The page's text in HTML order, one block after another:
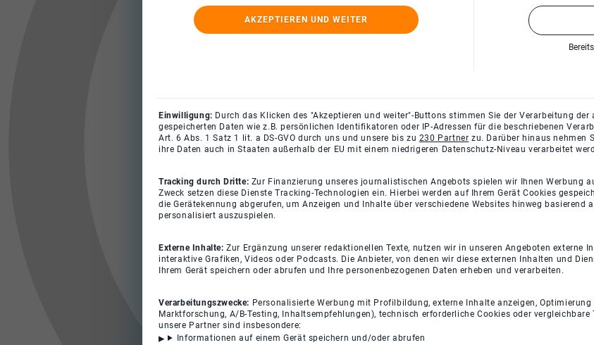
AKZEPTIEREN UND WEITER
Einwilligung: Durch das Klicken des "Akzeptieren und weiter"-Buttons stimmen Sie der Verarbeitung
gespeicherten Daten wie z.B. persönlichen Identifikatoren oder IP-Adressen für die beschriebenen
Art. 6 Abs. 1 Satz 1 lit. a DS-GVO durch uns und unsere bis zu 230 Partner zu. Darüber hinaus nehmen
ihre Daten auch in Staaten außerhalb der EU mit einem niedrigeren Datenschutz-Niveau verarbeitet
Tracking durch Dritte: Zur Finanzierung unseres journalistischen Angebots spielen wir Ihnen Werbung
Zweck setzen diese Dienste Tracking-Technologien ein. Hierbei werden auf Ihrem Gerät Cookies
die Gerätekennung abgerufen, um Anzeigen und Inhalte über verschiedene Websites hinweg
personalisiert auszuspielen.
Externe Inhalte:Zur Ergänzung unserer redaktionellen Texte, nutzen wir in unseren Angeboten externe
interaktive Grafiken, Videos oder Podcasts. Die Anbieter, von denen wir diese externen Inhalten und
Ihrem Gerät speichern oder abrufen und Ihre personenbezogenen Daten erheben und verarbeiten.
Verarbeitungszwecke: Personalisierte Werbung mit Profilbildung, externe Inhalte anzeigen,
Marktforschung, A/B-Testing, Inhaltsempfehlungen), technisch erforderliche Cookies oder
unsere Partner sind insbesondere:
Informationen auf einem Gerät speichern und/oder abrufen